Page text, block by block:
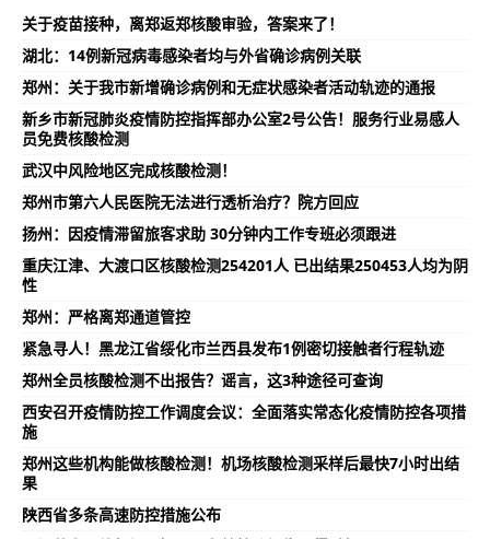
关于疫苗接种，离郑返郑核酸审验，答案来了！
湖北：14例新冠病毒感染者均与外省确诊病例关联
郑州：关于我市新增确诊病例和无症状感染者活动轨迹的通报
新乡市新冠肺炎疫情防控指挥部办公室2号公告！服务行业易感人
员免费核酸检测
武汉中风险地区完成核酸检测！
郑州市第六人民医院无法进行透析治疗？院方回应
扬州：因疫情滞留旅客求助 30分钟内工作专班必须跟进
重庆江津、大渡口区核酸检测254201人 已出结果250453人均为阴
性
郑州：严格离郑通道管控
紧急寻人！黑龙江省绥化市兰西县发布1例密切接触者行程轨迹
郑州全员核酸检测不出报告？谣言，这3种途径可查询
西安召开疫情防控工作调度会议：全面落实常态化疫情防控各项措
施
郑州这些机构能做核酸检测！机场核酸检测采样后最快7小时出结
果
陕西省多条高速防控措施公布